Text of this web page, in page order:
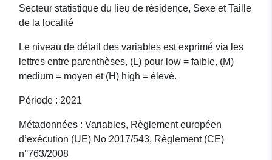
Secteur statistique du lieu de résidence, Sexe et Taille
de la localité
Le niveau de détail des variables est exprimé via les
lettres entre parenthèses, (L) pour low = faible, (M)
medium = moyen et (H) high = élevé.
Période : 2021
Métadonnées : Variables, Règlement européen
d’exécution (UE) No 2017/543, Règlement (CE)
n°763/2008